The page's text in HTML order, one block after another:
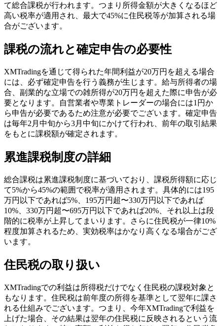
て総合課税が行われます。つまり所得金額が大きくなるほど
高い税率が適用され、最大で45%に住民税等が加算される場
合がございます。
課税の流れと確定申告の必要性
XMTradingを通じて得られた年間利益が20万円を超える場合
には、必ず確定申告を行う義務が生じます。給与所得者の場
合、副業的な立場での雑所得が20万円を超えた際に申告が必
要となります。自営業者や専業トレーダーの場合には1円か
ら申告が必要であるため注意が必要でございます。確定申告
は毎年2月中旬から3月中旬にかけて行われ、前年の取引結果
をもとに課税額が確定されます。
累進課税制度の詳細
総合課税は累進課税制度に基づいており、課税所得額に応じ
て5%から45%の範囲で税率が適用されます。具体的には195
万円以下であれば5%、195万円超〜330万円以下であれば
10%、330万円超〜695万円以下であれば20%、それ以上は段
階的に税率が上昇してまいります。さらに住民税が一律10%
程度加算されるため、実効税率はかなり高くなる場合がござ
います。
住民税の取り扱い
XMTradingでの利益は所得税だけでなく住民税の課税対象と
もなります。住民税は前年度の所得を基準として翌年に課さ
れる仕組みでございます。つまり、今年XMTradingで利益を
上げた場合、その結果は翌年の住民税に反映されるという流